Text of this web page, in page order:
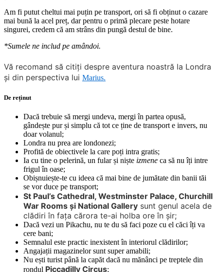
Am fi putut cheltui mai puțin pe transport, ori să fi obținut o cazare
mai bună la acel preț, dar pentru o primă plecare peste hotare
singurei, credem că am strâns din pungă destul de bine.
*Sumele ne includ pe amândoi.
Vă recomand să citiți despre aventura noastră la Londra
și din perspectiva lui Marius.
De reținut
Dacă trebuie să mergi undeva, mergi în partea opusă,
gândește pur și simplu că tot ce ține de transport e invers, nu
doar volanul;
Londra nu prea are londonezi;
Profită de obiectivele la care poți intra gratis;
Ia cu tine o pelerină, un fular și niște izmene ca să nu îți intre
frigul în oase;
Obișnuiește-te cu ideea că mai bine de jumătate din banii tăi
se vor duce pe transport;
St Paul’s Cathedral, Westminster Palace, Churchill
War Rooms și National Gallery sunt genul acela de
clădiri în fața cărora te-ai holba ore în șir;
Dacă vezi un Pikachu, nu te du să faci poze cu el căci îți va
cere bani;
Semnalul este practic inexistent în interiorul clădirilor;
Angajații magazinelor sunt super amabili;
Nu ești turist până la capăt dacă nu mănânci pe treptele din
rondul Piccadilly Circus;